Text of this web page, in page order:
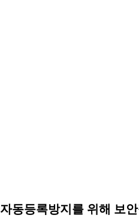
자동등록방지를 위해 보